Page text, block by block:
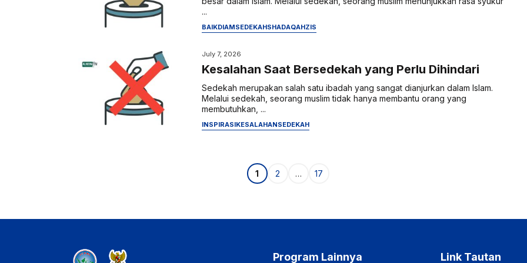
...
BAIKDIAMSEDEKAHSHADAQAHZIS
July 7, 2026
Kesalahan Saat Bersedekah yang Perlu Dihindari
Sedekah merupakan salah satu ibadah yang sangat dianjurkan dalam Islam.
Melalui sedekah, seorang muslim tidak hanya membantu orang yang
membutuhkan, ...
INSPIRASIKESALAHANSEDEKAH
Page
1 Page
2 … Page
17
Program Lainnya Link Tautan